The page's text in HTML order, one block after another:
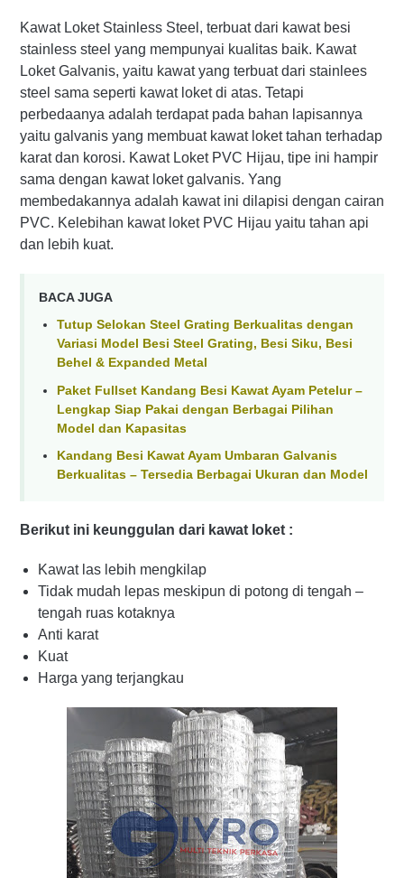
Kawat Loket Stainless Steel, terbuat dari kawat besi
stainless steel yang mempunyai kualitas baik. Kawat
Loket Galvanis, yaitu kawat yang terbuat dari stainlees
steel sama seperti kawat loket di atas. Tetapi
perbedaanya adalah terdapat pada bahan lapisannya
yaitu galvanis yang membuat kawat loket tahan terhadap
karat dan korosi. Kawat Loket PVC Hijau, tipe ini hampir
sama dengan kawat loket galvanis. Yang
membedakannya adalah kawat ini dilapisi dengan cairan
PVC. Kelebihan kawat loket PVC Hijau yaitu tahan api
dan lebih kuat.
BACA JUGA
Tutup Selokan Steel Grating Berkualitas dengan
Variasi Model Besi Steel Grating, Besi Siku, Besi
Behel & Expanded Metal
Paket Fullset Kandang Besi Kawat Ayam Petelur –
Lengkap Siap Pakai dengan Berbagai Pilihan
Model dan Kapasitas
Kandang Besi Kawat Ayam Umbaran Galvanis
Berkualitas – Tersedia Berbagai Ukuran dan Model
Berikut ini keunggulan dari kawat loket :
Kawat las lebih mengkilap
Tidak mudah lepas meskipun di potong di tengah –
tengah ruas kotaknya
Anti karat
Kuat
Harga yang terjangkau